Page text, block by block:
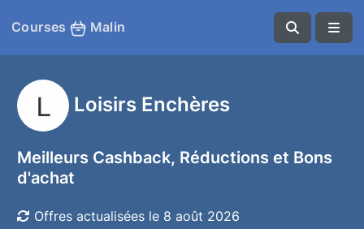
Courses Malin
Loisirs Enchères
Meilleurs Cashback, Réductions et Bons
d'achat
Offres actualisées le 8 août 2026